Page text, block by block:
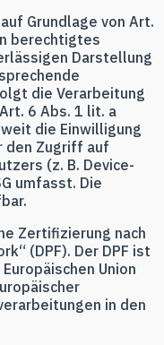
Grundlage von Art.
berechtigtes
Darstellung
die Verarbeitung
6 Abs. 1 lit. a
die Einwilligung
den Zugriff auf
(z. B. Device-
umfasst. Die
Zertifizierung nach
(DPF). Der DPF ist
Union
in den